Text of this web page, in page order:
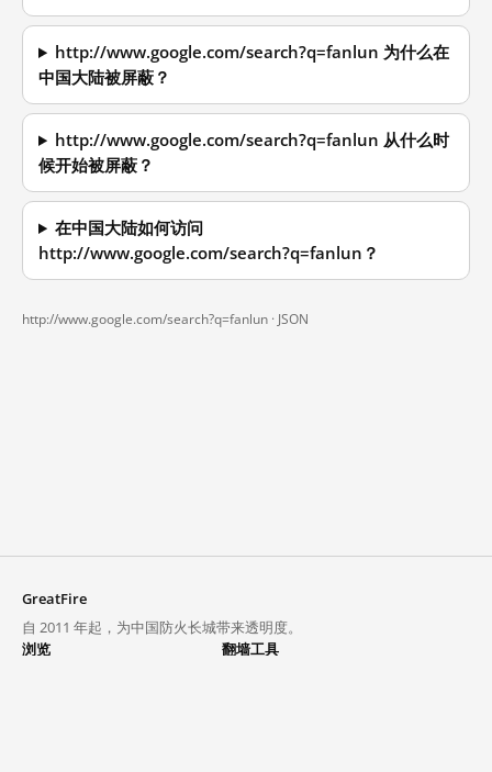
http://www.google.com/search?q=fanlun 为什么在
中国大陆被屏蔽？
http://www.google.com/search?q=fanlun 从什么时
候开始被屏蔽？
在中国大陆如何访问
http://www.google.com/search?q=fanlun？
http://www.google.com/search?q=fanlun · JSON
GreatFire
自 2011 年起，为中国防火长城带来透明度。
浏览
翻墙工具